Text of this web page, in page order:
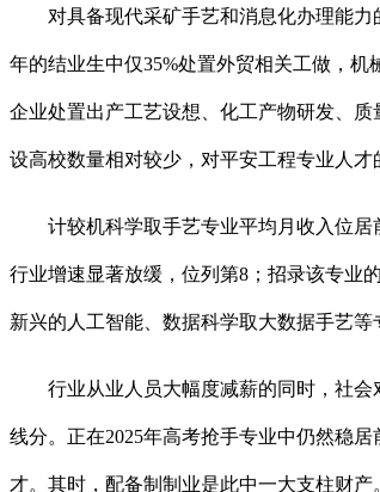
对具备现代采矿手艺和消息化办理能力的
年的结业生中仅35%处置外贸相关工做，
企业处置出产工艺设想、化工产物研发、
设高校数量相对较少，对平安工程专业人
计较机科学取手艺专业平均月收入位居
行业增速显著放缓，位列第8；招录该专业
新兴的人工智能、数据科学取大数据手艺
行业从业人员大幅度减薪的同时，社会
线分。正在2025年高考抢手专业中仍然稳
才。其时，配备制制业是此中一大支柱财产